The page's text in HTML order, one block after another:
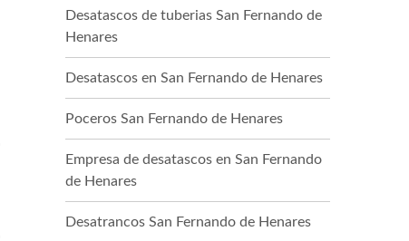
Desatascos de tuberias San Fernando de
Henares
Desatascos en San Fernando de Henares
Poceros San Fernando de Henares
Empresa de desatascos en San Fernando
de Henares
Desatrancos San Fernando de Henares